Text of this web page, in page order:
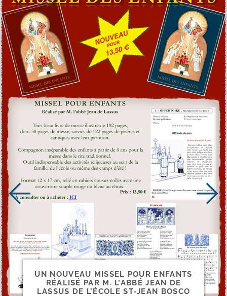
UN NOUVEAU MISSEL POUR ENFANTS
RÉALISÉ PAR M. L’ABBÉ JEAN DE
LASSUS DE L’ÉCOLE ST-​JEAN BOSCO